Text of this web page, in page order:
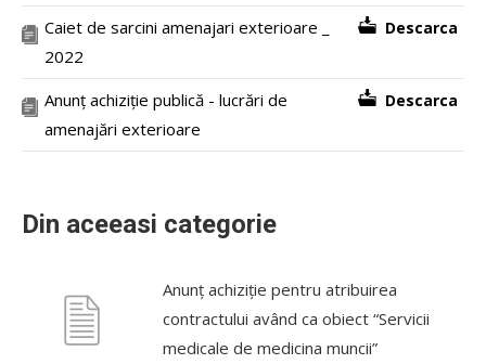
Caiet de sarcini amenajari exterioare _
2022
Descarca
Anunț achiziție publică - lucrări de
amenajări exterioare
Descarca
Din aceeasi categorie
Anunț achiziție pentru atribuirea
contractului având ca obiect “Servicii
medicale de medicina muncii”